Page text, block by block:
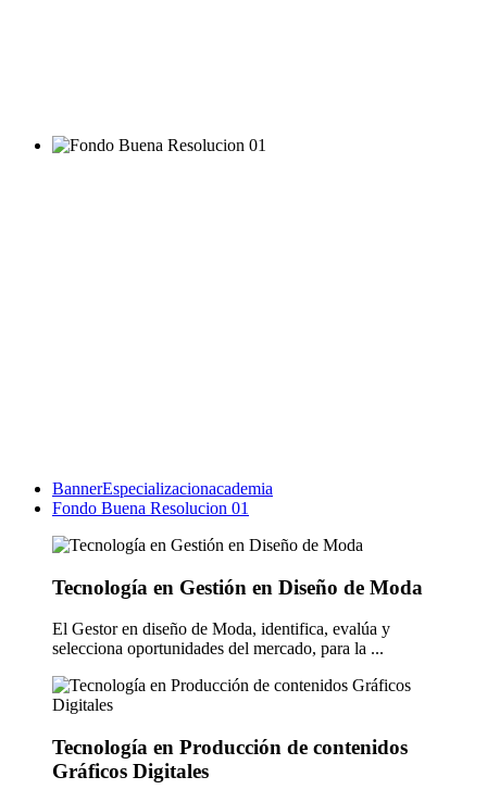
BannerEspecializacionacademia
Fondo Buena Resolucion 01
Tecnología en Gestión en Diseño de Moda
El Gestor en diseño de Moda, identifica, evalúa y
selecciona oportunidades del mercado, para la ...
Tecnología en Producción de contenidos
Gráficos Digitales